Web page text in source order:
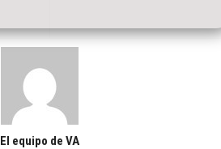
El equipo de VA